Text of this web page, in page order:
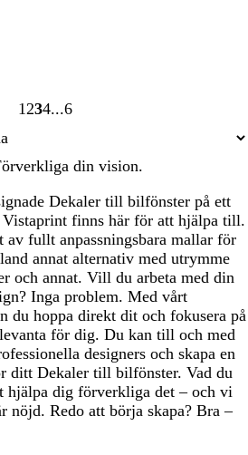
Sida
1 Sida
2 Sida
3Sida
4
Sida
6
din vision.
Dekaler till bilfönster på ett
finns här för att hjälpa till.
fullt anpassningsbara mallar för
annat alternativ med utrymme
och annat. Vill du arbeta med din
Inga problem. Med vårt
du hoppa direkt dit och fokusera på
för dig. Du kan till och med
designers och skapa en
ditt Dekaler till bilfönster. Vad du
hjälpa dig förverkliga det – och vi
nöjd. Redo att börja skapa? Bra –